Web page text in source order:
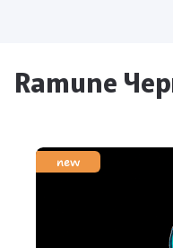
Ramune
new